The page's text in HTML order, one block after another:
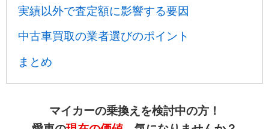
実績以外で査定額に影響する要因
中古車買取の業者選びのポイント
まとめ
マイカーの乗換えを検討中の方！